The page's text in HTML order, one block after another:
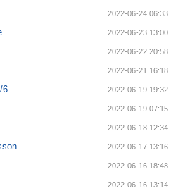
2022-06-24 06:33
2022-06-23 13:00
2022-06-22 20:58
2022-06-21 16:18
6 2022-06-19 19:32
2022-06-19 07:15
2022-06-18 12:34
2022-06-17 13:16
2022-06-16 18:48
2022-06-16 13:14